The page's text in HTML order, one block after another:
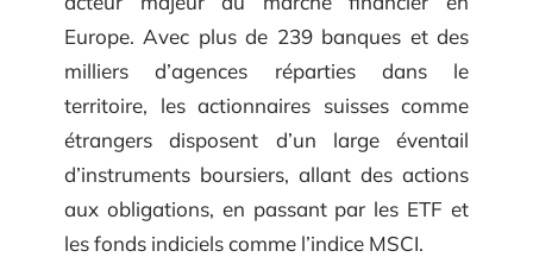
Europe. Avec plus de 239 banques et des
milliers d’agences réparties dans le
territoire, les actionnaires suisses comme
étrangers disposent d’un large éventail
d’instruments boursiers, allant des actions
aux obligations, en passant par les ETF et
les fonds indiciels comme l’indice MSCI.